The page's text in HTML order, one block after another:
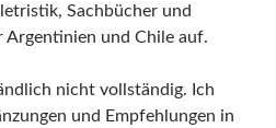
Sachbücher und
Argentinien und Chile auf.
nicht vollständig. Ich
und Empfehlungen in